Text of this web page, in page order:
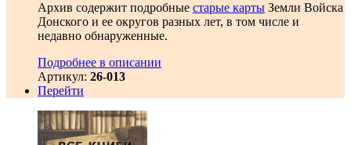
Архив содержит подробные старые карты Земли Войска
Донского и ее округов разных лет, в том числе и
недавно обнаруженные.
Подробнее в описании
Артикул: 26-013
Перейти